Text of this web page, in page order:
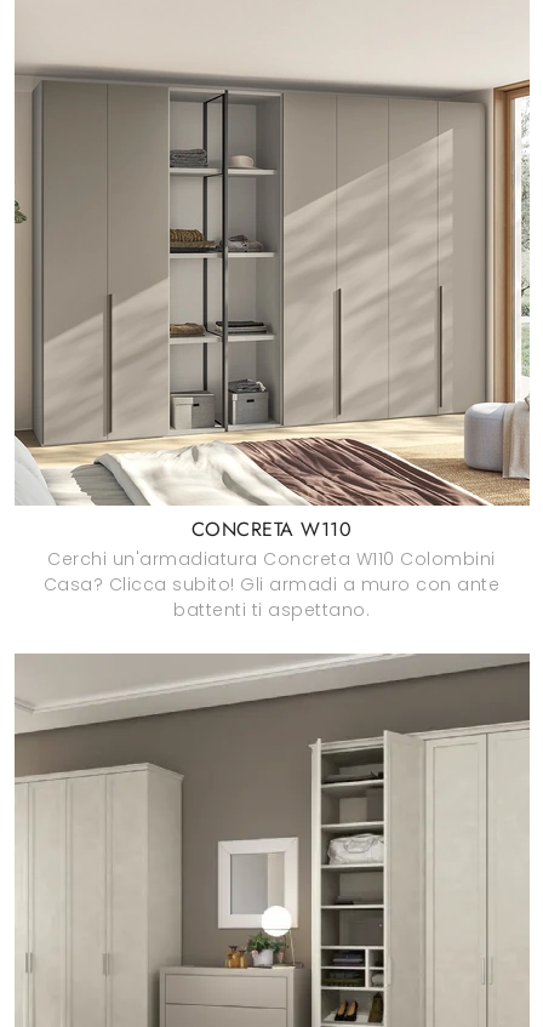
CONCRETA W110
Cerchi un'armadiatura Concreta W110 Colombini
Casa? Clicca subito! Gli armadi a muro con ante
battenti ti aspettano.